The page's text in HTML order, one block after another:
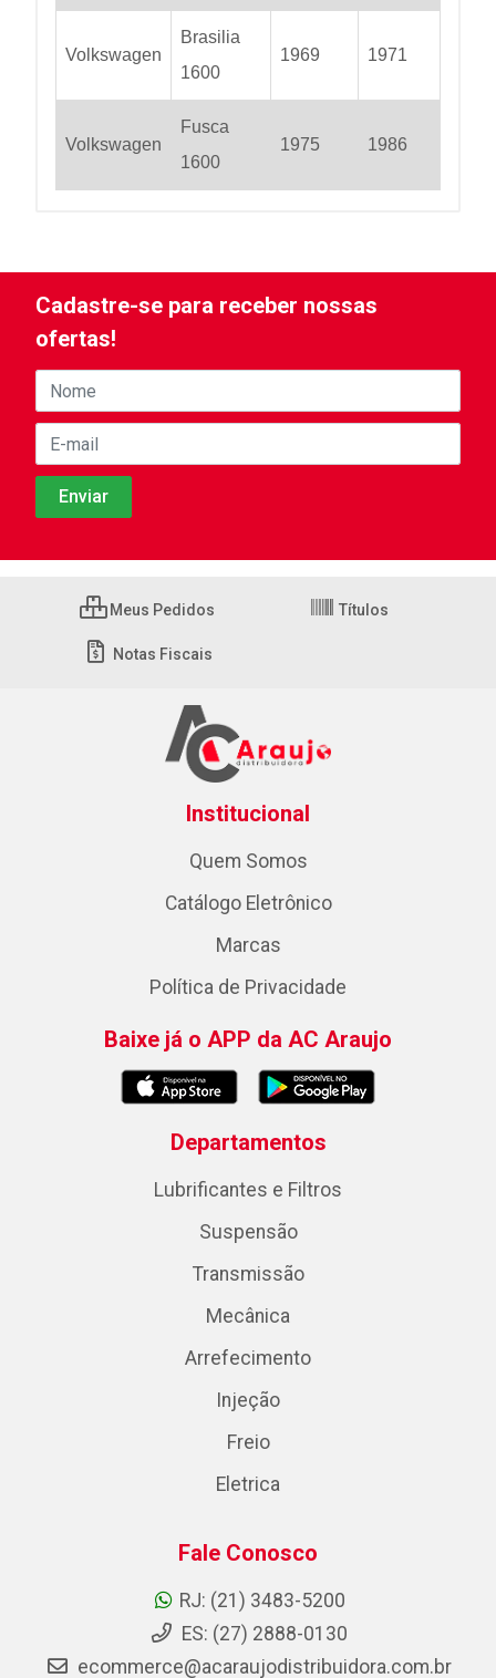
Volkswagen
Brasilia
1600
1969 1971
Volkswagen
Fusca
1600
1975 1986
Cadastre-se para receber nossas
ofertas!
Meus Pedidos Títulos
Notas Fiscais
Institucional
Quem Somos
Catálogo Eletrônico
Marcas
Política de Privacidade
Baixe já o APP da AC Araujo
Departamentos
Lubrificantes e Filtros
Suspensão
Transmissão
Mecânica
Arrefecimento
Injeção
Freio
Eletrica
Fale Conosco
RJ: (21) 3483-5200
ES: (27) 2888-0130
ecommerce@acaraujodistribuidora.com.br